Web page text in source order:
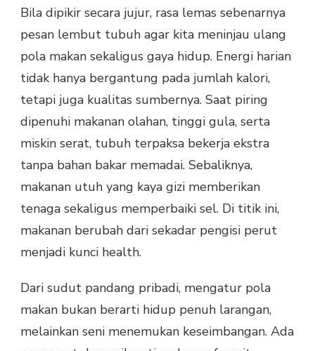
Bila dipikir secara jujur, rasa lemas sebenarnya
pesan lembut tubuh agar kita meninjau ulang
pola makan sekaligus gaya hidup. Energi harian
tidak hanya bergantung pada jumlah kalori,
tetapi juga kualitas sumbernya. Saat piring
dipenuhi makanan olahan, tinggi gula, serta
miskin serat, tubuh terpaksa bekerja ekstra
tanpa bahan bakar memadai. Sebaliknya,
makanan utuh yang kaya gizi memberikan
tenaga sekaligus memperbaiki sel. Di titik ini,
makanan berubah dari sekadar pengisi perut
menjadi kunci health.
Dari sudut pandang pribadi, mengatur pola
makan bukan berarti hidup penuh larangan,
melainkan seni menemukan keseimbangan. Ada